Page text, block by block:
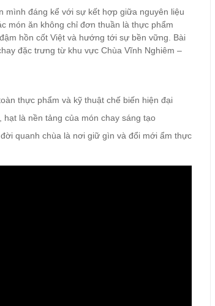
mình đáng kể với sự kết hợp giữa nguyên liệu
món ăn không chỉ đơn thuần là thực phẩm
hồn cốt Việt và hướng tới sự bền vững. Bài
đặc trưng từ khu vực Chùa Vĩnh Nghiêm –
thực phẩm và kỹ thuật chế biến hiện đại
là nền tảng của món chay sáng tạo
quanh chùa là nơi giữ gìn và đổi mới ẩm thực